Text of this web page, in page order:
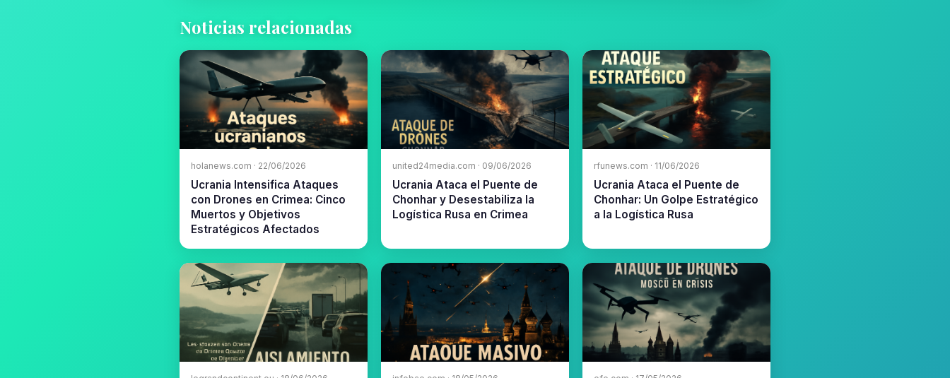
Noticias relacionadas
holanews.com · 22/06/2026
Ucrania Intensifica Ataques
con Drones en Crimea: Cinco
Muertos y Objetivos
Estratégicos Afectados
united24media.com · 09/06/2026
Ucrania Ataca el Puente de
Chonhar y Desestabiliza la
Logística Rusa en Crimea
rfunews.com · 11/06/2026
Ucrania Ataca el Puente de
Chonhar: Un Golpe Estratégico
a la Logística Rusa